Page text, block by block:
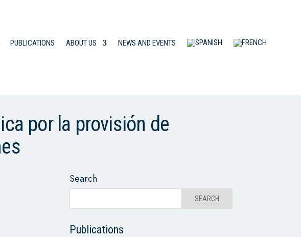
PUBLICATIONS ABOUT US NEWS AND EVENTS
por la provisión de
Search
Publications